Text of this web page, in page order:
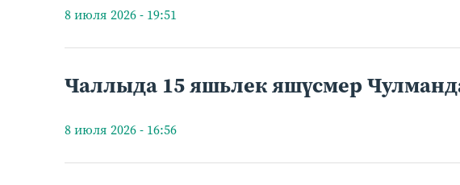
8 июля 2026 - 19:51
Чаллыда 15 яшьлек яшүсмер
8 июля 2026 - 16:56